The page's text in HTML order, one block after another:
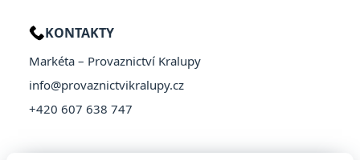
KONTAKTY
Markéta – Provaznictví Kralupy
info@provaznictvikralupy.cz
+420 607 638 747